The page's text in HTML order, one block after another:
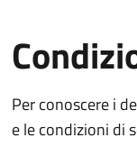
Per conoscere i
e le condizioni di